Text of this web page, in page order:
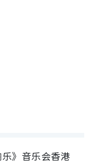
》音乐会香港